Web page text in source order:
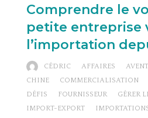
Comprendre le
petite entreprise
l’importation
CÉDRIC AFFAIRES
CHINE
COMMERCIALISATION
DÉFIS
FOURNISSEUR
GÉRER
IMPORT-EXPORT